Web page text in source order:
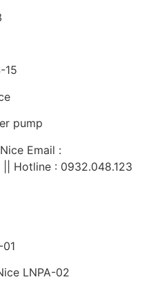
15
pump
Email :
Hotline : 0932.048.123
LNPA-02